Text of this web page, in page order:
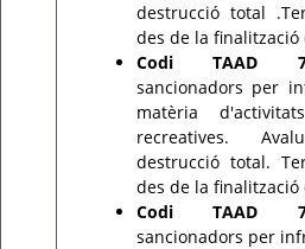
destrucció total
des de la finalització
Codi TAAD
sancionadors per
matèria
recreatives.
destrucció total.
des de la finalització
Codi TAAD
sancionadors per